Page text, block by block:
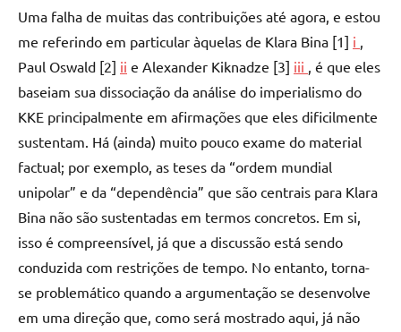
Uma falha de muitas das contribuições até agora, e estou
me referindo em particular àquelas de Klara Bina [1] i ,
Paul Oswald [2] ii e Alexander Kiknadze [3] iii , é que eles
baseiam sua dissociação da análise do imperialismo do
KKE principalmente em afirmações que eles dificilmente
sustentam. Há (ainda) muito pouco exame do material
factual; por exemplo, as teses da “ordem mundial
unipolar” e da “dependência” que são centrais para Klara
Bina não são sustentadas em termos concretos. Em si,
isso é compreensível, já que a discussão está sendo
conduzida com restrições de tempo. No entanto, torna-
se problemático quando a argumentação se desenvolve
em uma direção que, como será mostrado aqui, já não